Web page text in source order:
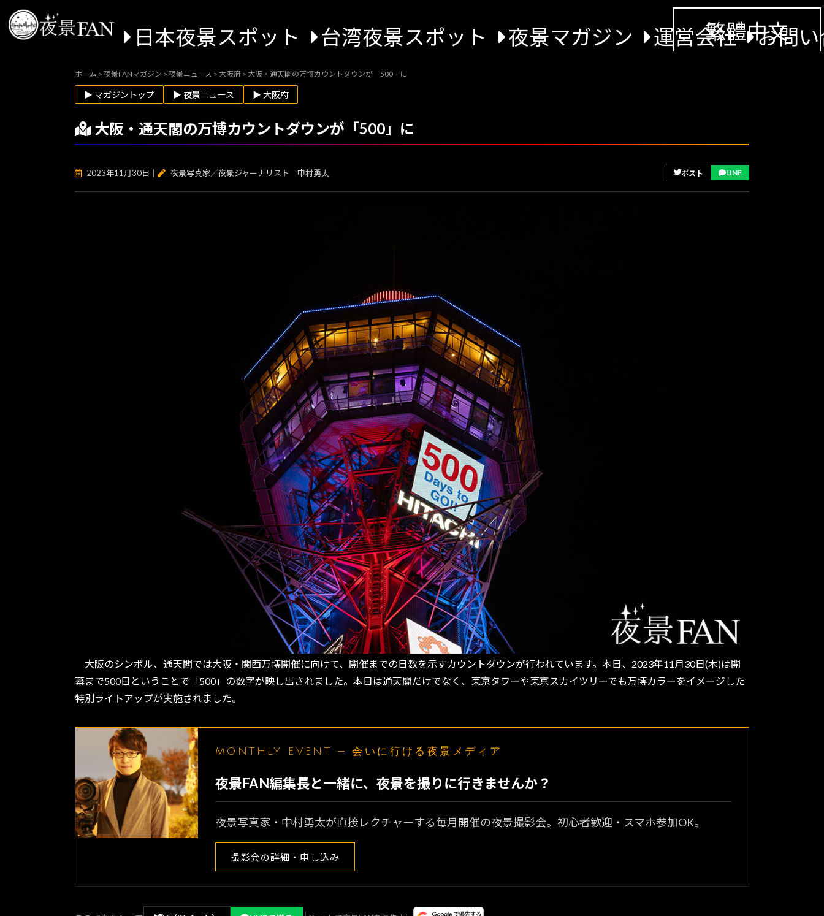
日本夜景スポット 台湾夜景スポット 夜景マガジン 運営会社 お問
繁體中文
ホーム > 夜景FANマガジン > 夜景ニュース > 大阪府 > 大阪・通天閣の万博カウントダウンが「500」に
▶ マガジントップ ▶ 夜景ニュース ▶ 大阪府
大阪・通天閣の万博カウントダウンが「500」に
2023年11月30日 夜景写真家／夜景ジャーナリスト 中村勇太 ポスト LINE
大阪のシンボル、通天閣では大阪・関西万博開催に向けて、開催までの日数を示すカウントダウンが行われています。本日、2023年11月30日(木)は開
幕まで500日ということで「500」の数字が映し出されました。本日は通天閣だけでなく、東京タワーや東京スカイツリーでも万博カラーをイメージした
特別ライトアップが実施されました。
MONTHLY EVENT — 会いに行ける夜景メディア
夜景FAN編集長と一緒に、夜景を撮りに行きませんか？
夜景写真家・中村勇太が直接レクチャーする毎月開催の夜景撮影会。初心者歓迎・スマホ参加OK。
撮影会の詳細・申し込み